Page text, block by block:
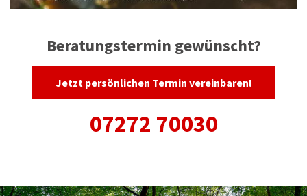
Beratungstermin gewünscht?
Jetzt persönlichen Termin vereinbaren!
07272 70030